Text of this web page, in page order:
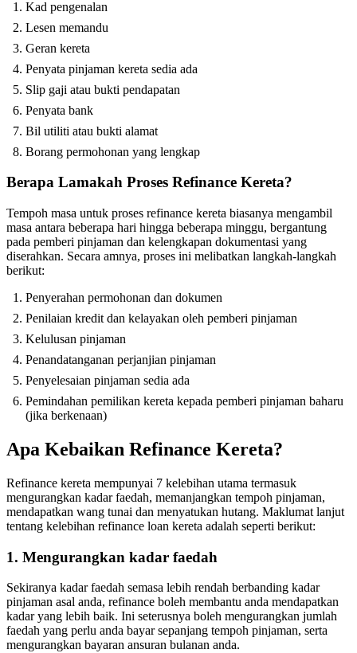
Kad pengenalan
Lesen memandu
Geran kereta
Penyata pinjaman kereta sedia ada
Slip gaji atau bukti pendapatan
Penyata bank
Bil utiliti atau bukti alamat
Borang permohonan yang lengkap
Berapa Lamakah Proses Refinance Kereta?
Tempoh masa untuk proses refinance kereta biasanya mengambil
masa antara beberapa hari hingga beberapa minggu, bergantung
pada pemberi pinjaman dan kelengkapan dokumentasi yang
diserahkan. Secara amnya, proses ini melibatkan langkah-langkah
berikut:
Penyerahan permohonan dan dokumen
Penilaian kredit dan kelayakan oleh pemberi pinjaman
Kelulusan pinjaman
Penandatanganan perjanjian pinjaman
Penyelesaian pinjaman sedia ada
Pemindahan pemilikan kereta kepada pemberi pinjaman baharu
(jika berkenaan)
Apa Kebaikan Refinance Kereta?
Refinance kereta mempunyai 7 kelebihan utama termasuk
mengurangkan kadar faedah, memanjangkan tempoh pinjaman,
mendapatkan wang tunai dan menyatukan hutang. Maklumat lanjut
tentang kelebihan refinance loan kereta adalah seperti berikut:
1. Mengurangkan kadar faedah
Sekiranya kadar faedah semasa lebih rendah berbanding kadar
pinjaman asal anda, refinance boleh membantu anda mendapatkan
kadar yang lebih baik. Ini seterusnya boleh mengurangkan jumlah
faedah yang perlu anda bayar sepanjang tempoh pinjaman, serta
mengurangkan bayaran ansuran bulanan anda.